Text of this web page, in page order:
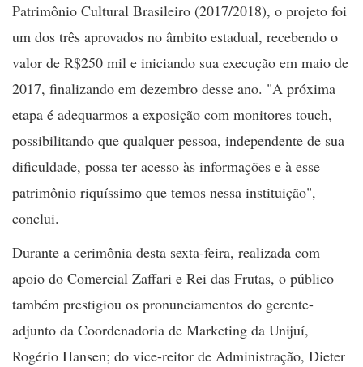
Patrimônio Cultural Brasileiro (2017/2018), o projeto foi
um dos três aprovados no âmbito estadual, recebendo o
valor de R$250 mil e iniciando sua execução em maio de
2017, finalizando em dezembro desse ano. "A próxima
etapa é adequarmos a exposição com monitores touch,
possibilitando que qualquer pessoa, independente de sua
dificuldade, possa ter acesso às informações e à esse
patrimônio riquíssimo que temos nessa instituição",
conclui.
Durante a cerimônia desta sexta-feira, realizada com
apoio do Comercial Zaffari e Rei das Frutas, o público
também prestigiou os pronunciamentos do gerente-
adjunto da Coordenadoria de Marketing da Unijuí,
Rogério Hansen; do vice-reitor de Administração, Dieter